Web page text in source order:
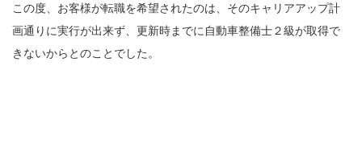
この度、お客様が転職を希望されたのは、そのキャリアアップ計
画通りに実行が出来ず、更新時までに自動車整備士２級が取得で
きないからとのことでした。